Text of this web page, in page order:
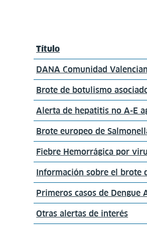
Título
DANA Comunidad
Brote de botulismo
Alerta de hepatitis no A-E
Brote europeo de
Fiebre Hemorrágica por
Información sobre el brote
Primeros casos de Dengue
Otras alertas de interés